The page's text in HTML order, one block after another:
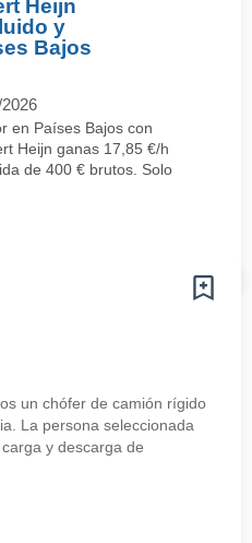
Heijn
y
Bajos
en Países Bajos con
Heijn ganas 17,85 €/h
de 400 € brutos. Solo
un chófer de camión rígido
La persona seleccionada
y descarga de